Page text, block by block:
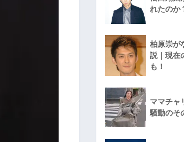
れたのか
柏原崇が
説｜現在
も！
ママチャ
騒動のそ